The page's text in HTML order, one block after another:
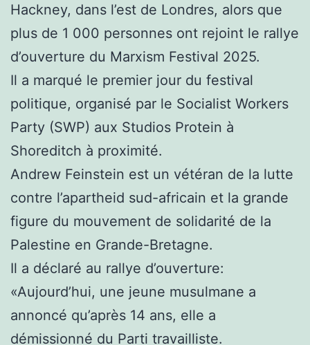
Hackney, dans l’est de Londres, alors que
plus de 1 000 personnes ont rejoint le rallye
d’ouverture du Marxism Festival 2025.
Il a marqué le premier jour du festival
politique, organisé par le Socialist Workers
Party (SWP) aux Studios Protein à
Shoreditch à proximité.
Andrew Feinstein est un vétéran de la lutte
contre l’apartheid sud-africain et la grande
figure du mouvement de solidarité de la
Palestine en Grande-Bretagne.
Il a déclaré au rallye d’ouverture:
«Aujourd’hui, une jeune musulmane a
annoncé qu’après 14 ans, elle a
démissionné du Parti travailliste.